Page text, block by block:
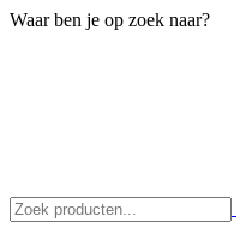
Waar ben je op zoek naar?